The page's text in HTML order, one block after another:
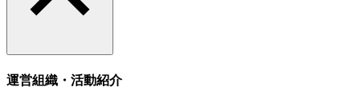
運営組織・活動紹介